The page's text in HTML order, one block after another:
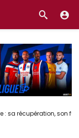
: sa récupération, son